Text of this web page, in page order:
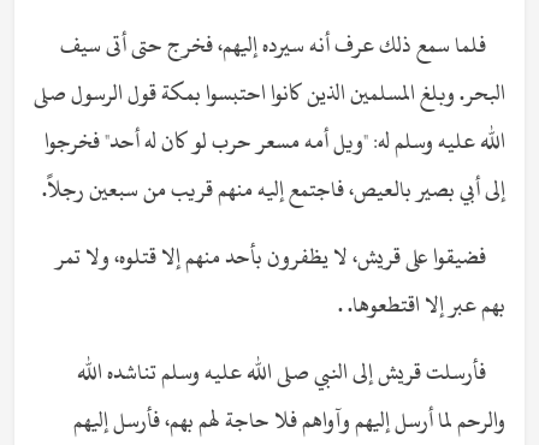
فلما سمع ذلك عرف أنه سيرده إليهم، فخرج حتى أتى سيف
البحر. وبلغ المسلمين الذين كانوا احتبسوا بمكة قول الرسول صلى
الله عليه وسلم له: "ويل أمه مسعر حرب لو كان له أحد" فخرجوا
إلى أبي بصير بالعيص، فاجتمع إليه منهم قريب من سبعين رجلاً.
فضيقوا على قريش، لا يظفرون بأحد منهم إلا قتلوه، ولا تمر
بهم عبر إلا اقتطعوها. .
فأرسلت قريش إلى النبي صلى الله عليه وسلم تناشده الله
والرحم لما أرسل إليهم وآواهم فلا حاجة لهم بهم، فأرسل إليهم